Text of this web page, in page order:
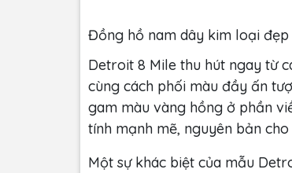
Đồng hồ nam dây kim loại
Detroit 8 Mile thu hút ngay từ
cùng cách phối màu đầy ấn
gam màu vàng hồng ở phần
tính mạnh mẽ, nguyên bản
Một sự khác biệt của mẫu